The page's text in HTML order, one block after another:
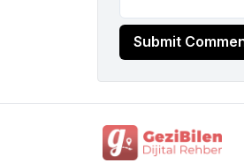
Submit